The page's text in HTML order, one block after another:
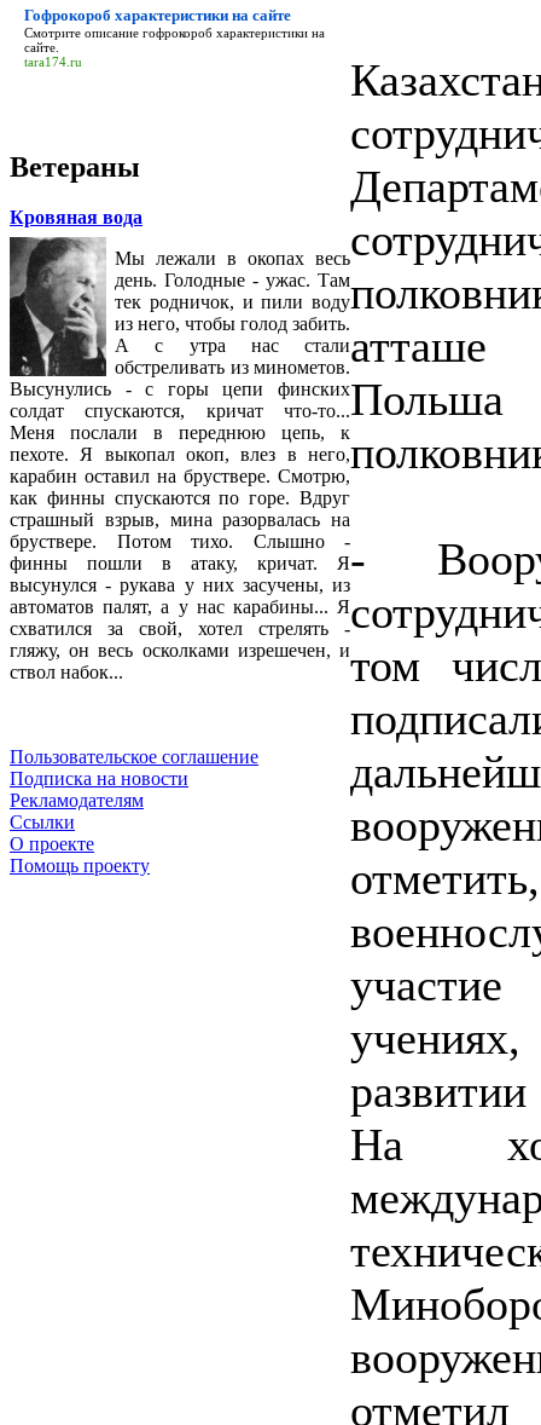
Гофрокороб характеристики на сайте
Смотрите описание гофрокороб характеристики на
сайте.
tara174.ru
Ветераны
Кровяная вода
Мы лежали в окопах весь
день. Голодные - ужас. Там
тек родничок, и пили воду
из него, чтобы голод забить.
А с утра нас стали
обстреливать из минометов.
Высунулись - с горы цепи финских
солдат спускаются, кричат что-то...
Меня послали в переднюю цепь, к
пехоте. Я выкопал окоп, влез в него,
карабин оставил на бруствере. Смотрю,
как финны спускаются по горе. Вдруг
страшный взрыв, мина разорвалась на
бруствере. Потом тихо. Слышно -
финны пошли в атаку, кричат. Я
высунулся - рукава у них засучены, из
автоматов палят, а у нас карабины... Я
схватился за свой, хотел стрелять -
гляжу, он весь осколками изрешечен, и
ствол набок...
Пользовательское соглашение
Подписка на новости
Рекламодателям
Ссылки
О проекте
Помощь проекту
атташе
-
том
На